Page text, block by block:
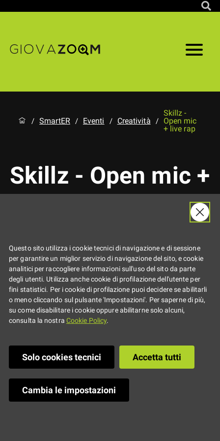
/ SmartER / Eventi / Creatività /
Skillz -
Open mic
+ live rap
Skillz - Open mic +
Questo sito utilizza i cookie tecnici di navigazione e di sessione
per garantire un miglior servizio di navigazione del sito, e cookie
analitici per raccogliere informazioni sull'uso del sito da parte
degli utenti. Utilizza anche cookie di profilazione dell'utente per
fini statistici. Per i cookie di profilazione puoi decidere se abilitarli
o meno cliccando sul pulsante 'Impostazioni'. Per saperne di più,
su come disabilitare i cookie oppure abilitarne solo alcuni,
consulta la nostra Cookie Policy.
Solo cookies tecnici Accetta tutti
Cambia le impostazioni